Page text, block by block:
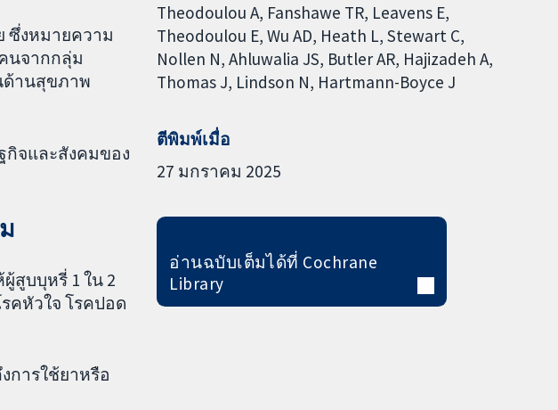
ซึ่งหมายความ
นจากกลุ่ม
ด้านสุขภาพ
กิจและสังคมของ
สูบบุหรี่ 1 ใน 2
คหัวใจ โรคปอด
การใช้ยาหรือ
Theodoulou A Fanshawe TR Leavens E
Theodoulou E Wu AD Heath L Stewart C
Nollen N Ahluwalia JS Butler AR Hajizadeh A
Thomas J Lindson N Hartmann-Boyce J
ตีพิมพ์เมื่อ
27 มกราคม 2025
อ่านฉบับเต็มได้ที่ Cochrane
Library